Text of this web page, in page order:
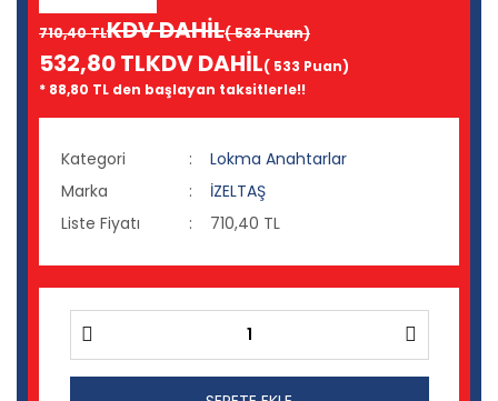
710,40 TLKDV DAHİL( 533 Puan)
532,80 TLKDV DAHİL( 533 Puan)
* 88,80 TL den başlayan taksitlerle!!
Kategori
Lokma Anahtarlar
Marka
İZELTAŞ
Liste Fiyatı
710,40 TL